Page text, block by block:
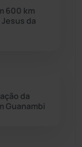
600 km
da
da
Guanambi